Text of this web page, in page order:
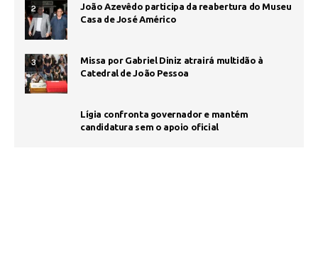
2
João Azevêdo participa da reabertura do Museu
Casa de José Américo
3
Missa por Gabriel Diniz atrairá multidão à
Catedral de João Pessoa
Lígia confronta governador e mantém
candidatura sem o apoio oficial